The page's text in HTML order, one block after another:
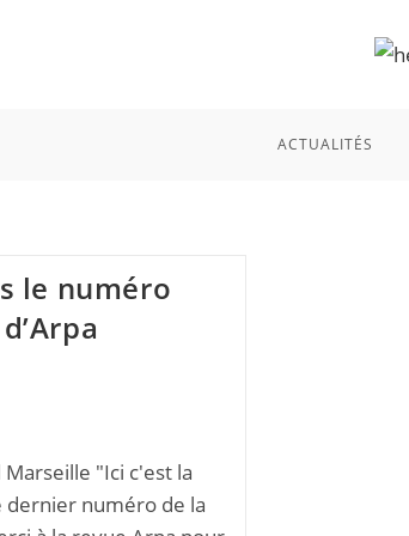
ACTUALITÉS
le numéro
"Ici c'est la
dernier numéro de la